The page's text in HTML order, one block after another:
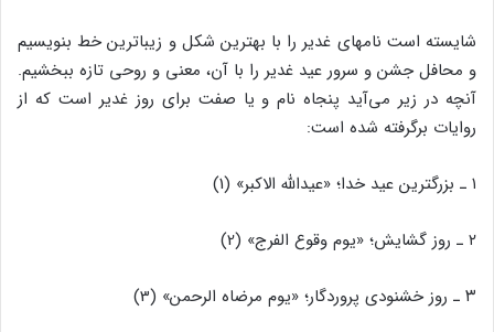
شایسته است نامهای غدیر را با بهترین شکل و زیباترین خط بنویسیم
و محافل جشن و سرور عید غدیر را با آن، معنی و روحی تازه ببخشیم.
آنچه در زیر می‌آید پنجاه نام و یا صفت برای روز غدیر است که از
روایات برگرفته‌ شده است:
۱ ـ بزرگترین عید خدا؛ «عیدالله الاکبر» (1)
۲ ـ روز گشایش؛ «یوم وقوع الفرج» (2)
۳ ـ روز خشنودی پروردگار؛ «یوم مرضاه الرحمن» (3)